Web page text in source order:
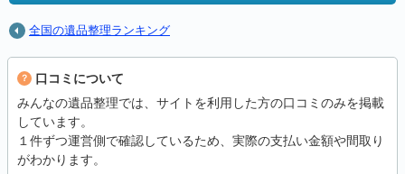
全国の遺品整理ランキング
口コミについて
みんなの遺品整理では、サイトを利用した方の口コミのみを掲載
しています。
１件ずつ運営側で確認しているため、実際の支払い金額や間取り
がわかります。